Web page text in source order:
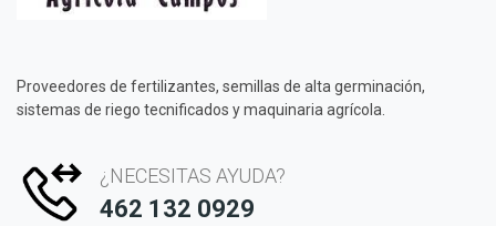
Proveedores de fertilizantes, semillas de alta germinación,
sistemas de riego tecnificados y maquinaria agrícola.
¿NECESITAS AYUDA?
462 132 0929